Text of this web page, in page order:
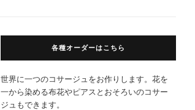
各種オーダーはこちら
世界に一つのコサージュをお作りします。花を
一から染める布花やピアスとおそろいのコサー
ジュもできます。